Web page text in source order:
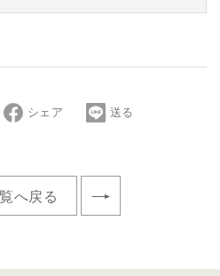
シェア 送る
へ戻る